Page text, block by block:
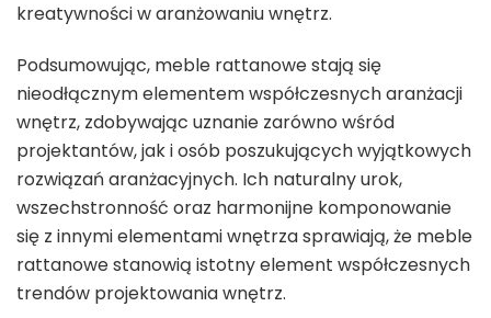
kreatywności w aranżowaniu wnętrz.
Podsumowując, meble rattanowe stają się
nieodłącznym elementem współczesnych aranżacji
wnętrz, zdobywając uznanie zarówno wśród
projektantów, jak i osób poszukujących wyjątkowych
rozwiązań aranżacyjnych. Ich naturalny urok,
wszechstronność oraz harmonijne komponowanie
się z innymi elementami wnętrza sprawiają, że meble
rattanowe stanowią istotny element współczesnych
trendów projektowania wnętrz.